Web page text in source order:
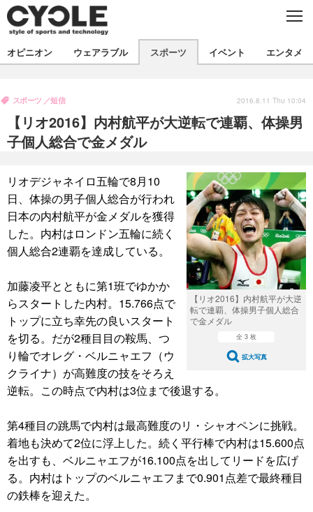
C
E
製品/用品
衣類
飲食
バックナンバー
コラム
インプレ
ボイス
デバイス
ビジネス
国内
スポーツ
選手
写真
動画
試乗会
スポーツ
ツアー
文化
芸能
出版／映画
話題
ファッション
写真
動画
ライフ
社会
政治
オピニオン ウェアラブル スポーツ イベント エンタメ
【リオ2016】内村航平が大逆転で連覇、体操男
子個人総合で金メダル
スポーツ 短信 2016.8.11 Thu 10:04
【リオ2016】内村航平が大逆
転で連覇、体操男子個人総合
で金メダル
全 3 枚
拡大写真
リオデジャネイロ五輪で8月10
日、体操の男子個人総合が行われ
日本の内村航平が金メダルを獲得
した。内村はロンドン五輪に続く
個人総合2連覇を達成している。
加藤凌平とともに第1班でゆかか
らスタートした内村。15.766点で
トップに立ち幸先の良いスタート
を切る。だが2種目目の鞍馬、つ
り輪でオレグ・ベルニャエフ（ウ
クライナ）が高難度の技をそろえ
逆転。この時点で内村は3位まで後退する。
第4種目の跳馬で内村は最高難度のリ・シャオペンに挑戦。
着地も決めて2位に浮上した。続く平行棒で内村は15.600点
を出すも、ベルニャエフが16.100点を出してリードを広げ
る。内村はトップのベルニャエフまで0.901点差で最終種目
の鉄棒を迎えた。